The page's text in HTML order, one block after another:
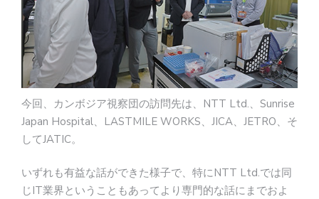
今回、カンボジア視察団の訪問先は、NTT Ltd.、Sunrise
Japan Hospital、LASTMILE WORKS、JICA、JETRO、そ
してJATIC。
いずれも有益な話ができた様子で、特にNTT Ltd.では同
じIT業界ということもあってより専門的な話にまでおよ